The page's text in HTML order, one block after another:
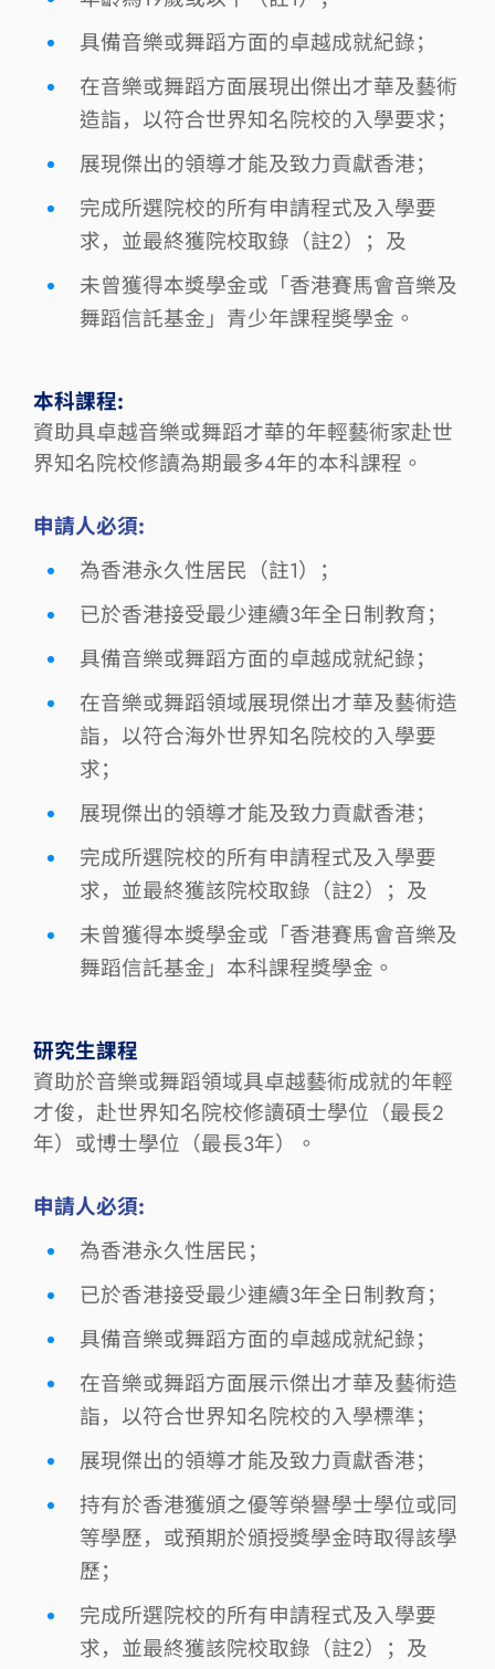
具備音樂或舞蹈方面的卓越成就紀錄；
在音樂或舞蹈方面展現出傑出才華及藝術
造詣，以符合世界知名院校的入學要求；
展現傑出的領導才能及致力貢獻香港；
完成所選院校的所有申請程式及入學要
求，並最終獲院校取錄（註2）；及
未曾獲得本獎學金或「香港賽馬會音樂及
舞蹈信託基金」青少年課程奬學金。
本科課程:
資助具卓越音樂或舞蹈才華的年輕藝術家赴世
界知名院校修讀為期最多4年的本科課程。
申請人必須:
為香港永久性居民（註1）；
已於香港接受最少連續3年全日制教育；
具備音樂或舞蹈方面的卓越成就紀錄；
在音樂或舞蹈領域展現傑出才華及藝術造
詣，以符合海外世界知名院校的入學要
求；
展現傑出的領導才能及致力貢獻香港；
完成所選院校的所有申請程式及入學要
求，並最終獲該院校取錄（註2）；及
未曾獲得本獎學金或「香港賽馬會音樂及
舞蹈信託基金」本科課程獎學金。
研究生課程
資助於音樂或舞蹈領域具卓越藝術成就的年輕
才俊，赴世界知名院校修讀碩士學位（最長2
年）或博士學位（最長3年）。
申請人必須:
為香港永久性居民；
已於香港接受最少連續3年全日制教育；
具備音樂或舞蹈方面的卓越成就紀錄；
在音樂或舞蹈方面展示傑出才華及藝術造
詣，以符合世界知名院校的入學標準；
展現傑出的領導才能及致力貢獻香港；
持有於香港獲頒之優等榮譽學士學位或同
等學歷，或預期於頒授獎學金時取得該學
歷；
完成所選院校的所有申請程式及入學要
求，並最終獲該院校取錄（註2）；及